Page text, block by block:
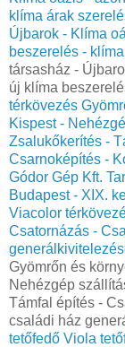
klíma árak
Újbarok - Klíma
beszerelés -
társasház -
új klíma
térkövezés
Kispest -
Zsalukőkerítés -
Csarnoképítés -
Gódor Gép Kft.
Budapest - XIX.
Viacolor
Csatornázás -
Gyömrőn és
Nehézgép
Támfal építés -
családi ház
tetőfedő Viola